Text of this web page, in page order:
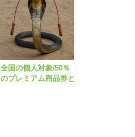
全国の個人対象/50％
のプレミアム商品券と